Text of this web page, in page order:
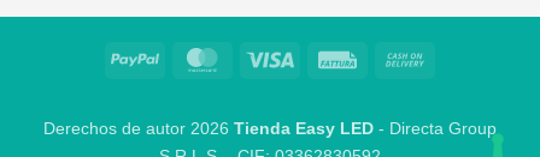
PayPal MasterCardVisa Fattura
Derechos de autor 2026 Tienda Easy LED - Directa Group